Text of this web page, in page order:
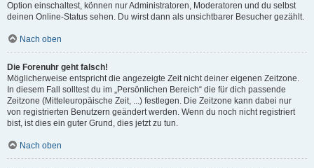
Option einschaltest, können nur Administratoren, Moderatoren und du selbst
deinen Online-Status sehen. Du wirst dann als unsichtbarer Besucher gezählt.
Nach oben
Die Forenuhr geht falsch!
Möglicherweise entspricht die angezeigte Zeit nicht deiner eigenen Zeitzone.
In diesem Fall solltest du im „Persönlichen Bereich“ die für dich passende
Zeitzone (Mitteleuropäische Zeit, ...) festlegen. Die Zeitzone kann dabei nur
von registrierten Benutzern geändert werden. Wenn du noch nicht registriert
bist, ist dies ein guter Grund, dies jetzt zu tun.
Nach oben